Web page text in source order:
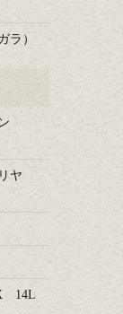
ラ）
ン
ヤ
14L